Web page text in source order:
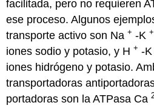
facilitada, pero no requieren
ese proceso. Algunos
transporte activo son Na+ -K+
iones sodio y potasio, y H+ -
iones hidrógeno y potasio.
transportadoras
portadoras son la ATPasa Ca